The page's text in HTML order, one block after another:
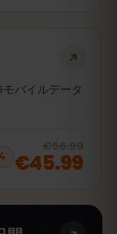
バイルデータ
€56.99
€45.99